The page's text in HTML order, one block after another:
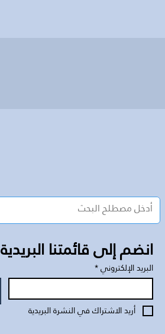
انضم إلى قائمتنا البريدية
البريد الإلكتروني*
أريد الاشتراك في النشرة البريدية